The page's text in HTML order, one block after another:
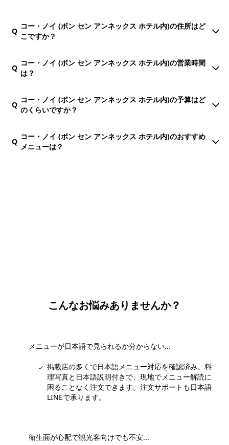
Q
コー・ノイ (ボン セン アンネックス ホテル内)の住所はど
こですか？
Q
コー・ノイ (ボン セン アンネックス ホテル内)の営業時間
は？
Q
コー・ノイ (ボン セン アンネックス ホテル内)の予算はど
のくらいですか？
Q
コー・ノイ (ボン セン アンネックス ホテル内)のおすすめ
メニューは？
こんなお悩みありませんか？
メニューが日本語で見られるか分からない...
掲載店の多くで日本語メニュー対応を確認済み。料
理写真と日本語説明付きで、現地でメニュー解読に
困ることなく注文できます。注文サポートも日本語
LINEで承ります。
衛生面が心配で観光客向けでも不安...